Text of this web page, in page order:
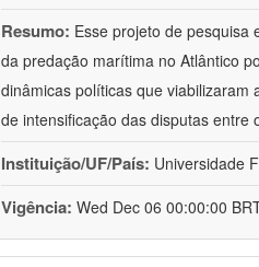
Resumo: Esse projeto de pesquisa
da predação marítima no Atlântico
dinâmicas políticas que viabilizaram
de intensificação das disputas entre
Instituição/UF/País: Universidade
Vigência: Wed Dec 06 00:00:00